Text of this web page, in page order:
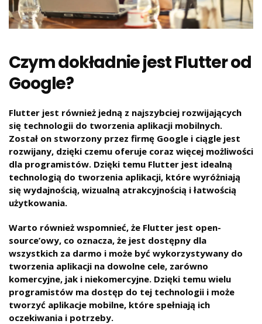
Czym dokładnie jest Flutter od
Google?
Flutter jest również jedną z najszybciej rozwijających
się technologii do tworzenia aplikacji mobilnych.
Został on stworzony przez firmę Google i ciągle jest
rozwijany, dzięki czemu oferuje coraz więcej możliwości
dla programistów. Dzięki temu Flutter jest idealną
technologią do tworzenia aplikacji, które wyróżniają
się wydajnością, wizualną atrakcyjnością i łatwością
użytkowania.
Warto również wspomnieć, że Flutter jest open-
source’owy, co oznacza, że jest dostępny dla
wszystkich za darmo i może być wykorzystywany do
tworzenia aplikacji na dowolne cele, zarówno
komercyjne, jak i niekomercyjne. Dzięki temu wielu
programistów ma dostęp do tej technologii i może
tworzyć aplikacje mobilne, które spełniają ich
oczekiwania i potrzeby.